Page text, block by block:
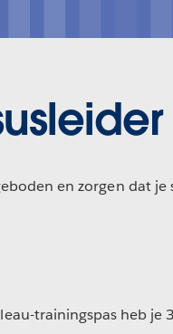
en zorgen dat je
trainingspas heb je